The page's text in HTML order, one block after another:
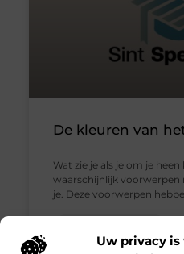
Uw privacy is
De kleuren van
Wat zie je als je om je
waarschijnlijk voorwerpen
je. Deze voorwerpen